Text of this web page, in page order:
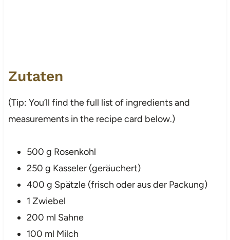
Zutaten
(Tip: You’ll find the full list of ingredients and
measurements in the recipe card below.)
500 g Rosenkohl
250 g Kasseler (geräuchert)
400 g Spätzle (frisch oder aus der Packung)
1 Zwiebel
200 ml Sahne
100 ml Milch